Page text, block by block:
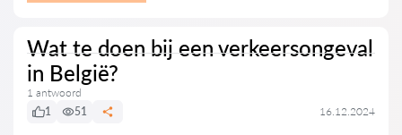
Wat te doen bij een verkeersongeval
in België?
1 antwoord
1
51 16.12.2024